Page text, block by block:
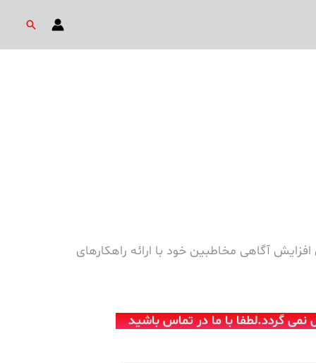
جستجو
آگاهی مخاطبین خود با ارائه راهکارهای
نمی گردد.لطفا با ما در تماس باشید